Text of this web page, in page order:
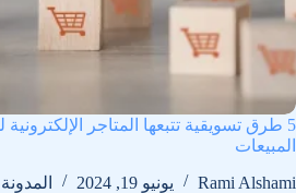
5 طرق تسويقية تتبعها المتاجر الإلكترونية
المبيعات
Rami Alshami
يونيو 19, 2024 المدونة